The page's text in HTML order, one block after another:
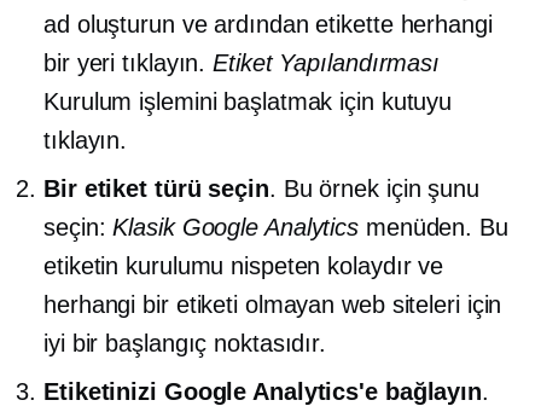
ad oluşturun ve ardından etikette herhangi
bir yeri tıklayın.Etiket Yapılandırması
Kurulum işlemini başlatmak için kutuyu
tıklayın.
Bir etiket türü seçin. Bu örnek için şunu
seçin:Klasik Google Analytics menüden. Bu
etiketin kurulumu nispeten kolaydır ve
herhangi bir etiketi olmayan web siteleri için
iyi bir başlangıç ​​noktasıdır.
Etiketinizi Google Analytics'e bağlayın.